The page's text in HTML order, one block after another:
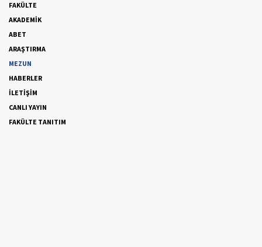
FAKÜLTE
AKADEMİK
ABET
ARAŞTIRMA
MEZUN
HABERLER
İLETİŞİM
CANLI YAYIN
FAKÜLTE TANITIM